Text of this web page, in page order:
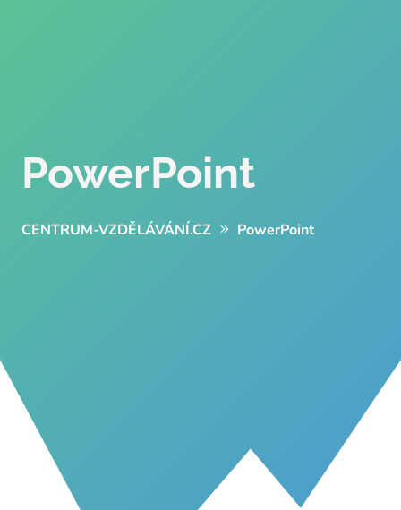
PowerPoint
CENTRUM-VZDĚLÁVÁNÍ.CZ PowerPoint